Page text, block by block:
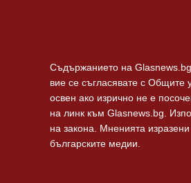
Съдържанието на Glasnews.bg
вие се съгласявате с Общите
освен ако изрично не е
на линк към Glasnews.bg.
на закона. Мненията
българските медии.